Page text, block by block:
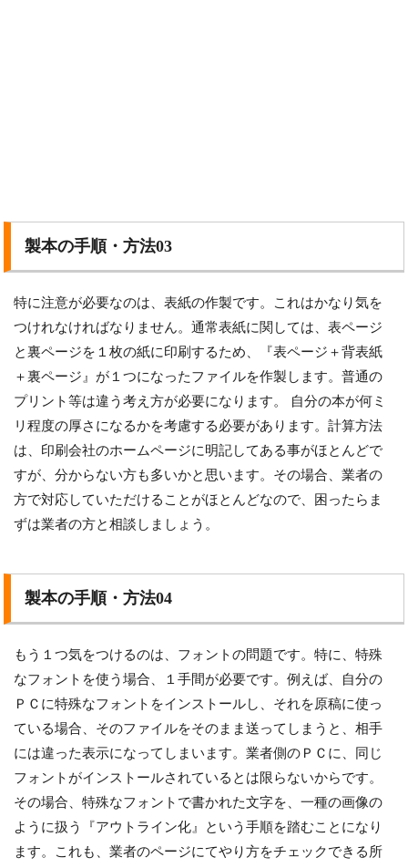
製本の手順・方法03
特に注意が必要なのは、表紙の作製です。これはかなり気を
つけれなければなりません。通常表紙に関しては、表ページ
と裏ページを１枚の紙に印刷するため、『表ページ＋背表紙
＋裏ページ』が１つになったファイルを作製します。普通の
プリント等は違う考え方が必要になります。 自分の本が何ミ
リ程度の厚さになるかを考慮する必要があります。計算方法
は、印刷会社のホームページに明記してある事がほとんどで
すが、分からない方も多いかと思います。その場合、業者の
方で対応していただけることがほとんどなので、困ったらま
ずは業者の方と相談しましょう。
製本の手順・方法04
もう１つ気をつけるのは、フォントの問題です。特に、特殊
なフォントを使う場合、１手間が必要です。例えば、自分の
ＰＣに特殊なフォントをインストールし、それを原稿に使っ
ている場合、そのファイルをそのまま送ってしまうと、相手
には違った表示になってしまいます。業者側のＰＣに、同じ
フォントがインストールされているとは限らないからです。
その場合、特殊なフォントで書かれた文字を、一種の画像の
ように扱う『アウトライン化』という手順を踏むことになり
ます。これも、業者のページにてやり方をチェックできる所